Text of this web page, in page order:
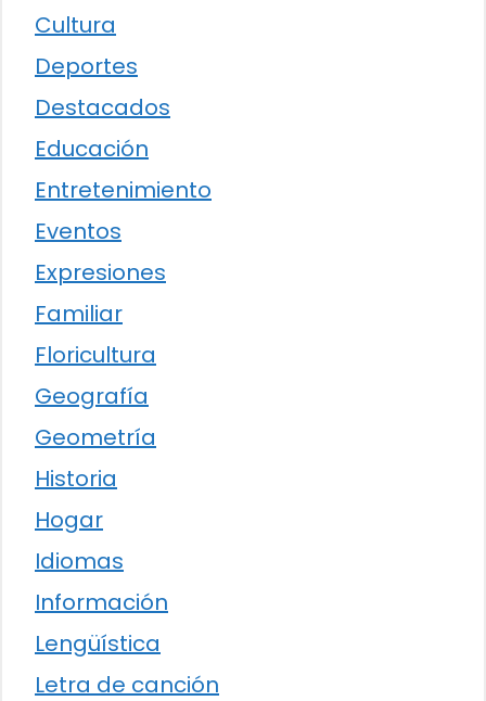
Cultura
Deportes
Destacados
Educación
Entretenimiento
Eventos
Expresiones
Familiar
Floricultura
Geografía
Geometría
Historia
Hogar
Idiomas
Información
Lengüística
Letra de canción